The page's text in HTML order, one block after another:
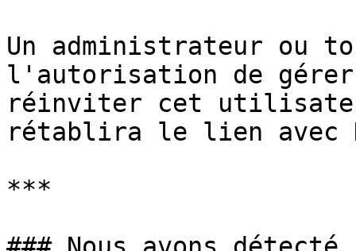
Un administrateur ou
l'autorisation de
réinviter cet
rétablira le lien avec
***